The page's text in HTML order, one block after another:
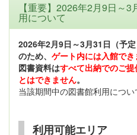
【重要】2026年2月9日～
用について
2026年2月9日～3月31日（予
のため、 ゲート内には入館で
図書資料はすべて出納でのご提
とはできません。
当該期間中の図書館利用につい
利用可能エリア